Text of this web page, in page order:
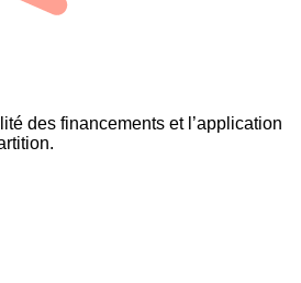
des financements et l’application